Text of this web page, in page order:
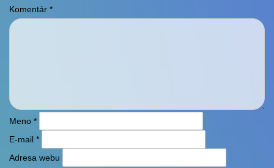
Komentár *
Meno *
E-mail *
Adresa webu